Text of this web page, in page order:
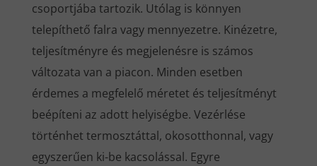
csoportjába tartozik. Utólag is könnyen
telepíthető falra vagy mennyezetre. Kinézetre,
teljesítményre és megjelenésre is számos
változata van a piacon. Minden esetben
érdemes a megfelelő méretet és teljesítményt
beépíteni az adott helyiségbe. Vezérlése
történhet termosztáttal, okosotthonnal, vagy
egyszerűen ki-be kacsolással. Egyre